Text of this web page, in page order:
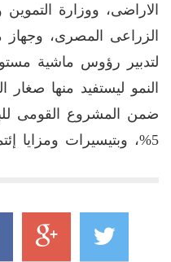
الاراضى، ووزارة التموين
الزراعى المصرى، وجهاز
لتدبير رؤوس ماشية
النمو ليستفيد منها صغار
ضمن المشروع القومى
5%، وبتيسيرات ومزايا إئتمانية.